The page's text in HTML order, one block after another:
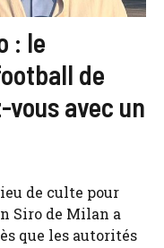
: le
de
avec un
de culte pour
Siro de Milan a
que les autorités